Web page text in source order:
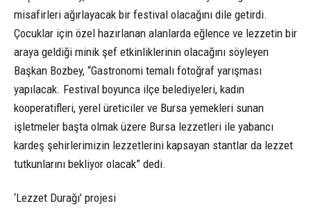
misafirleri ağırlayacak bir festival olacağını dile getirdi.
Çocuklar için özel hazırlanan alanlarda eğlence ve lezzetin bir
araya geldiği minik şef etkinliklerinin olacağını söyleyen
Başkan Bozbey, “Gastronomi temalı fotoğraf yarışması
yapılacak. Festival boyunca ilçe belediyeleri, kadın
kooperatifleri, yerel üreticiler ve Bursa yemekleri sunan
işletmeler başta olmak üzere Bursa lezzetleri ile yabancı
kardeş şehirlerimizin lezzetlerini kapsayan stantlar da lezzet
tutkunlarını bekliyor olacak” dedi.
‘Lezzet Durağı’ projesi